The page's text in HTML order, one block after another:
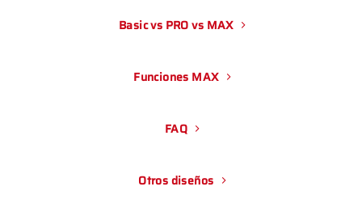
Basic vs PRO vs MAX
Funciones MAX
FAQ
Otros diseños